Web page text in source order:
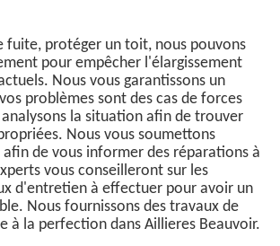
fuite, protéger un toit, nous pouvons
pour empêcher l'élargissement
Nous vous garantissons un
problèmes sont des cas de forces
la situation afin de trouver
Nous vous soumettons
afin de vous informer des réparations à
vous conseilleront sur les
d'entretien à effectuer pour avoir un
Nous fournissons des travaux de
à la perfection dans Aillieres Beauvoir.